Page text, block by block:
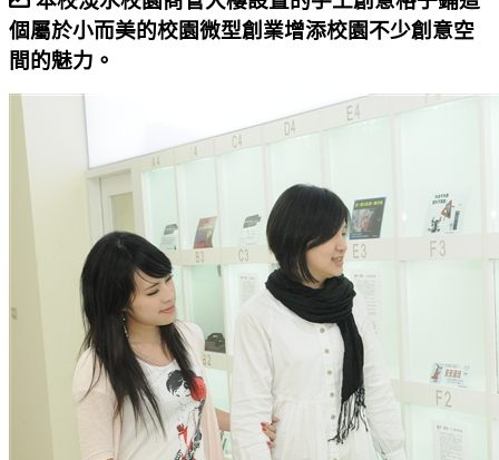
個屬於小而美的校園微型創業增添校園不少創意空
間的魅力。